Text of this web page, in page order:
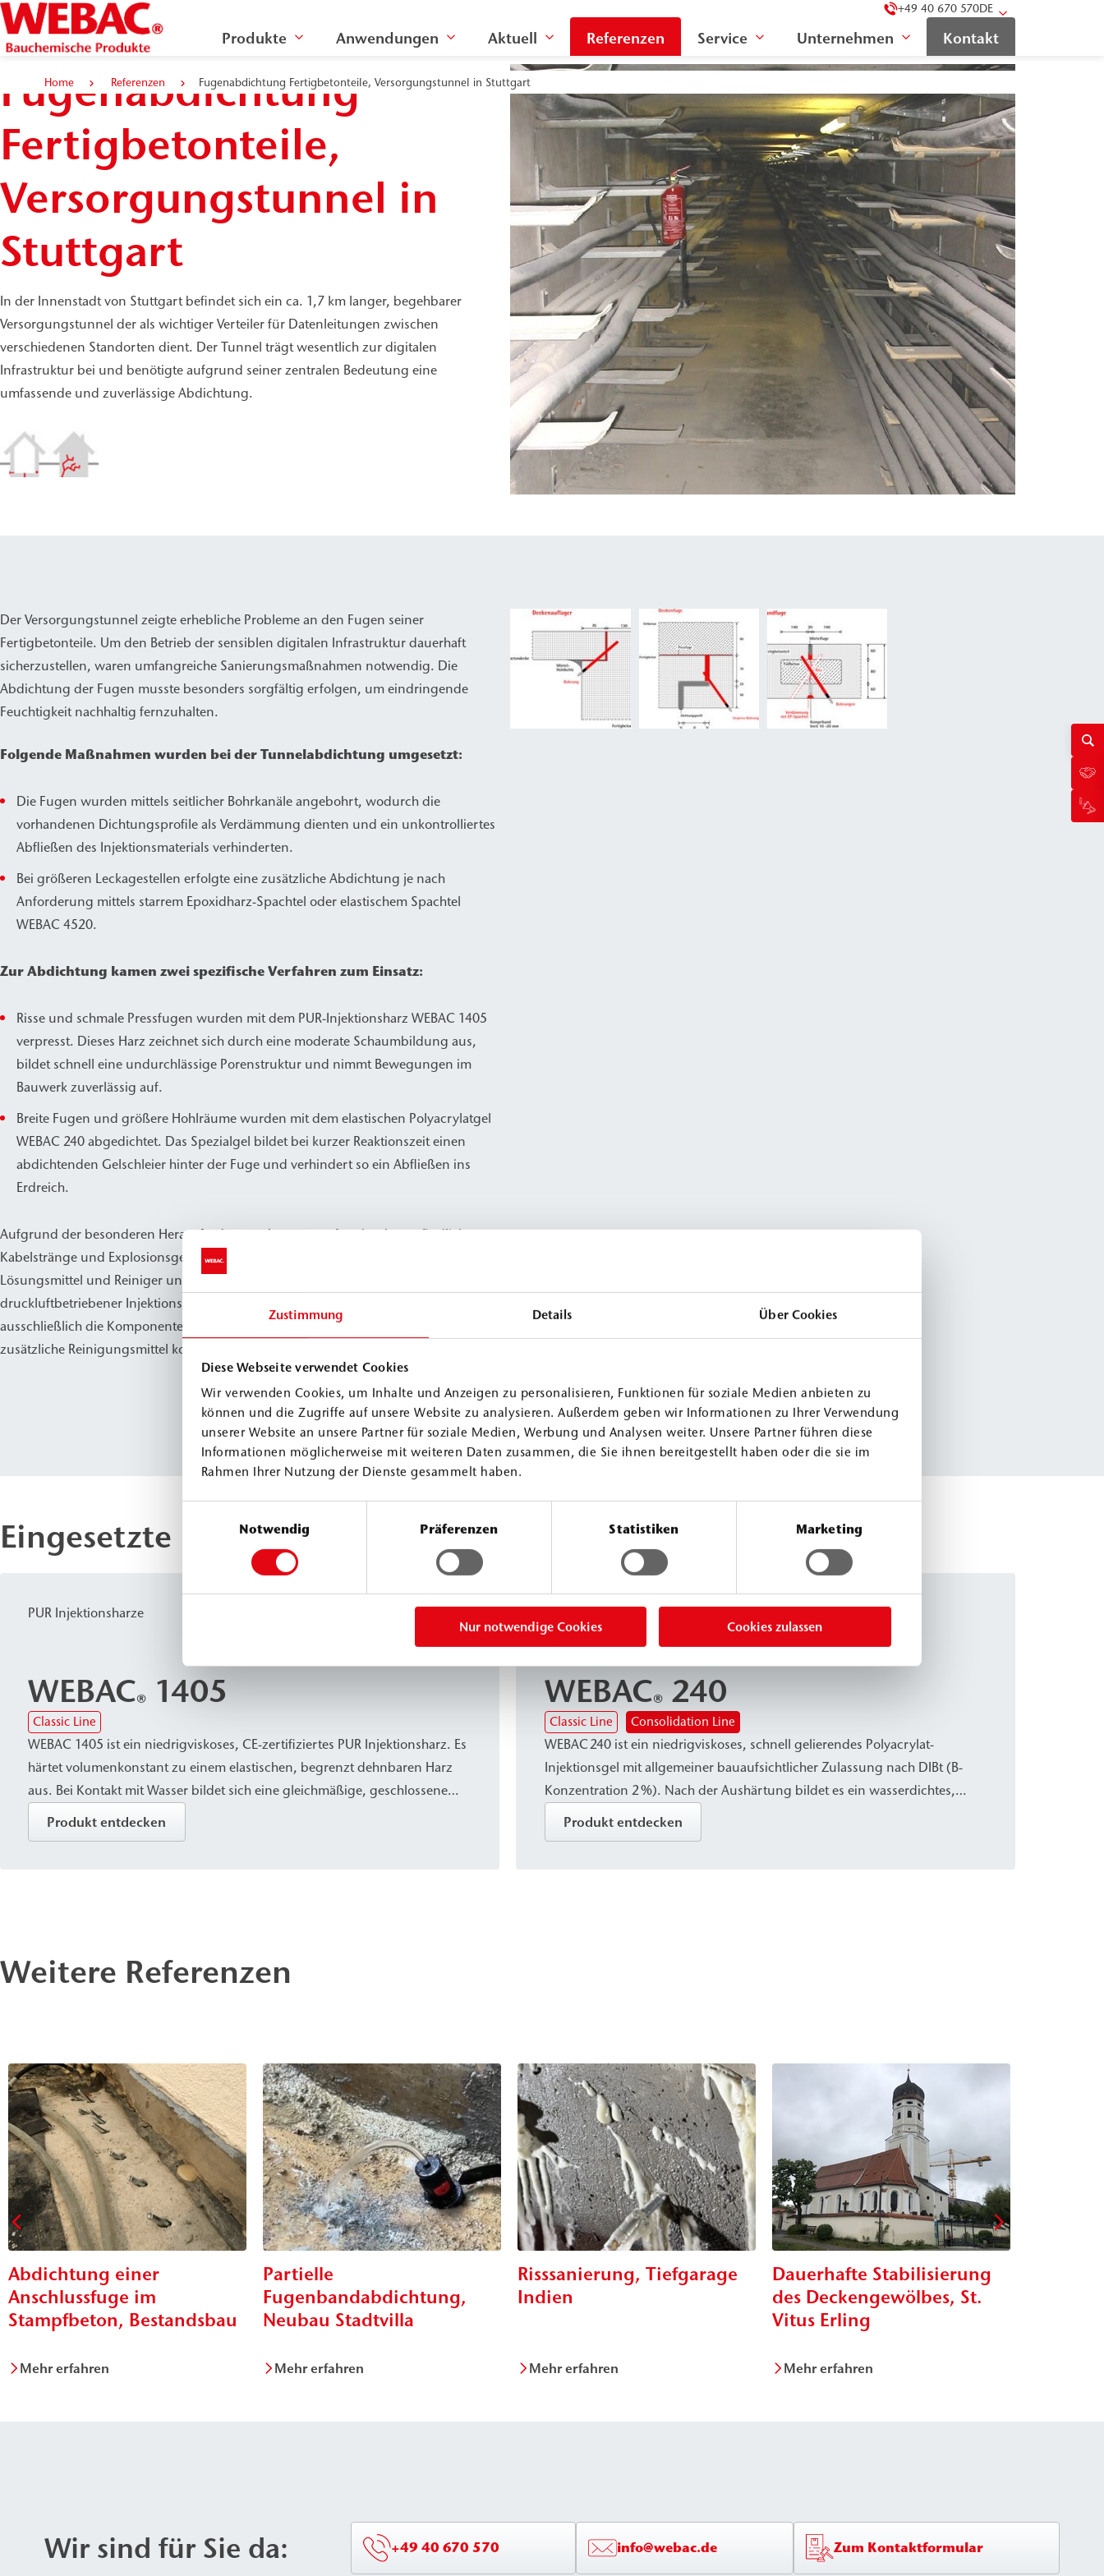
Zustimmung Details Über Cookies
Diese Webseite verwendet Cookies
Wir verwenden Cookies, um Inhalte und Anzeigen zu personalisieren, Funktionen für soziale Medien anbieten zu
können und die Zugriffe auf unsere Website zu analysieren. Außerdem geben wir Informationen zu Ihrer Verwendung
unserer Website an unsere Partner für soziale Medien, Werbung und Analysen weiter. Unsere Partner führen diese
Informationen möglicherweise mit weiteren Daten zusammen, die Sie ihnen bereitgestellt haben oder die sie im
Rahmen Ihrer Nutzung der Dienste gesammelt haben.
Notwendig Präferenzen Statistiken Marketing
Nur notwendige Cookies Cookies zulassen
+49 40 670 570DE
Produkte Anwendungen Aktuell Referenzen Service Unternehmen Kontakt
Home Referenzen Fugenabdichtung Fertigbetonteile, Versorgungstunnel in Stuttgart
Fugenabdichtung
Fertigbetonteile,
Versorgungstunnel in
Stuttgart
In der Innenstadt von Stuttgart befindet sich ein ca. 1,7 km langer, begehbarer
Versorgungstunnel der als wichtiger Verteiler für Datenleitungen zwischen
verschiedenen Standorten dient. Der Tunnel trägt wesentlich zur digitalen
Infrastruktur bei und benötigte aufgrund seiner zentralen Bedeutung eine
umfassende und zuverlässige Abdichtung.
Der Versorgungstunnel zeigte erhebliche Probleme an den Fugen seiner
Fertigbetonteile. Um den Betrieb der sensiblen digitalen Infrastruktur dauerhaft
sicherzustellen, waren umfangreiche Sanierungsmaßnahmen notwendig. Die
Abdichtung der Fugen musste besonders sorgfältig erfolgen, um eindringende
Feuchtigkeit nachhaltig fernzuhalten.
Folgende Maßnahmen wurden bei der Tunnelabdichtung umgesetzt:
Die Fugen wurden mittels seitlicher Bohrkanäle angebohrt, wodurch die
vorhandenen Dichtungsprofile als Verdämmung dienten und ein unkontrolliertes
Abfließen des Injektionsmaterials verhinderten.
Bei größeren Leckagestellen erfolgte eine zusätzliche Abdichtung je nach
Anforderung mittels starrem Epoxidharz-Spachtel oder elastischem Spachtel
WEBAC 4520.
Zur Abdichtung kamen zwei spezifische Verfahren zum Einsatz:
Risse und schmale Pressfugen wurden mit dem PUR-Injektionsharz WEBAC 1405
verpresst. Dieses Harz zeichnet sich durch eine moderate Schaumbildung aus,
bildet schnell eine undurchlässige Porenstruktur und nimmt Bewegungen im
Bauwerk zuverlässig auf.
Breite Fugen und größere Hohlräume wurden mit dem elastischen Polyacrylatgel
WEBAC 240 abgedichtet. Das Spezialgel bildet bei kurzer Reaktionszeit einen
abdichtenden Gelschleier hinter der Fuge und verhindert so ein Abfließen ins
Erdreich.
Aufgrund der besonderen Herausforderung, hervorgerufen durch empfindliche
Kabelstränge und Explosionsgefahr, waren elektrisch betriebene Pumpen sowie
Lösungsmittel und Reiniger untersagt. Die Injektion erfolgte deshalb mittels
druckluftbetriebener Injektionspumpen. Zur Reinigung der Pumpen wurde
ausschließlich die Komponente A des PUR-Injektionsharzes verwendet, wodurch auf
zusätzliche Reinigungsmittel komplett verzichtet werden konnte.
Eingesetzte Produkte
PUR Injektionsharze
WEBAC® 1405
Classic Line
WEBAC 1405 ist ein niedrigviskoses, CE-zertifiziertes PUR Injektionsharz. Es
härtet volumenkonstant zu einem elastischen, begrenzt dehnbaren Harz
aus. Bei Kontakt mit Wasser bildet sich eine gleichmäßige, geschlossene
und wasserdichte Porenstruktur. Es wird zum Schließen, Abdichten und
begrenzt dehnfähigen Füllen von trockenen, feuchten oder
Produkt entdecken
WEBAC®240
Classic Line Consolidation Line
WEBAC 240 ist ein niedrigviskoses, schnell gelierendes Polyacrylat-
Injektionsgel mit allgemeiner bauaufsichtlicher Zulassung nach DIBt (B-
Konzentration 2 %). Nach der Aushärtung bildet es ein wasserdichtes,
festelastisches Gel, das dynamische und mechanische Belastungen
zuverlässig absorbiert. Es eignet sich besonders für Schleierinjektionen -
Produkt entdecken
Weitere Referenzen
Abdichtung einer
Anschlussfuge im
Stampfbeton, Bestandsbau
Mehr erfahren
Partielle
Fugenbandabdichtung,
Neubau Stadtvilla
Mehr erfahren
Risssanierung, Tiefgarage
Indien
Mehr erfahren
Dauerhafte Stabilisierung
des Deckengewölbes, St.
Vitus Erling
Mehr erfahren
Wir sind für Sie da: +49 40 670 570 info@webac.de Zum Kontaktformular